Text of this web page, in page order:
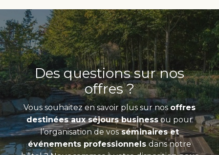
Des questions sur nos
offres ?
Vous souhaitez en savoir plus sur nosoffres
destinées aux séjours businessou pour
l’organisation de vosséminaires et
événements professionnelsdans notre